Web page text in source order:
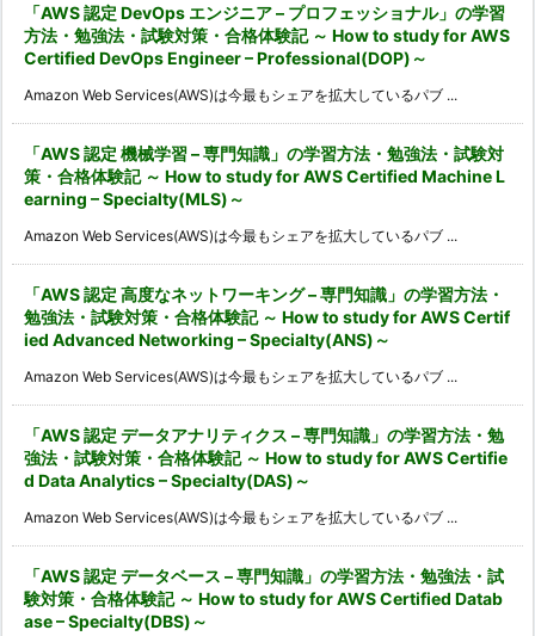
「AWS 認定 DevOps エンジニア – プロフェッショナル」の学習
方法・勉強法・試験対策・合格体験記 ～ How to study for AWS
Certified DevOps Engineer – Professional(DOP)～
Amazon Web Services(AWS)は今最もシェアを拡大しているパブ ...
「AWS 認定 機械学習 – 専門知識」の学習方法・勉強法・試験対
策・合格体験記 ～ How to study for AWS Certified Machine L
earning – Specialty(MLS)～
Amazon Web Services(AWS)は今最もシェアを拡大しているパブ ...
「AWS 認定 高度なネットワーキング – 専門知識」の学習方法・
勉強法・試験対策・合格体験記 ～ How to study for AWS Certif
ied Advanced Networking – Specialty(ANS)～
Amazon Web Services(AWS)は今最もシェアを拡大しているパブ ...
「AWS 認定 データアナリティクス – 専門知識」の学習方法・勉
強法・試験対策・合格体験記 ～ How to study for AWS Certifie
d Data Analytics – Specialty(DAS)～
Amazon Web Services(AWS)は今最もシェアを拡大しているパブ ...
「AWS 認定 データベース – 専門知識」の学習方法・勉強法・試
験対策・合格体験記 ～ How to study for AWS Certified Datab
ase – Specialty(DBS)～